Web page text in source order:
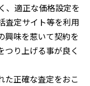
、適正な価格設定を
査定サイト等を利用
興味を惹いて契約を
つり上げる事が良く
た正確な査定をおこ